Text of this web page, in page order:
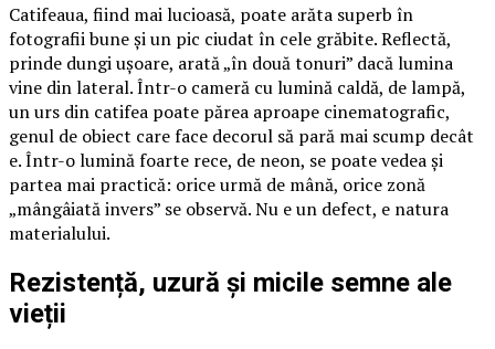
Catifeaua, fiind mai lucioasă, poate arăta superb în
fotografii bune și un pic ciudat în cele grăbite. Reflectă,
prinde dungi ușoare, arată „în două tonuri” dacă lumina
vine din lateral. Într-o cameră cu lumină caldă, de lampă,
un urs din catifea poate părea aproape cinematografic,
genul de obiect care face decorul să pară mai scump decât
e. Într-o lumină foarte rece, de neon, se poate vedea și
partea mai practică: orice urmă de mână, orice zonă
„mângâiată invers” se observă. Nu e un defect, e natura
materialului.
Rezistență, uzură și micile semne ale
vieții